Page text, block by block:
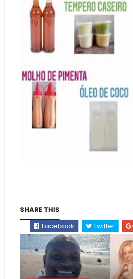
SHARE THIS
Facebook
Twitter